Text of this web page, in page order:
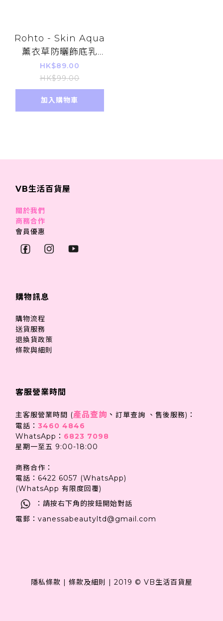
Rohto - Skin Aqua
薰衣草防曬飾底乳
SPF50+ PA++++
80g (薰衣草色)
HK$89.00
HK$99.00
加入購物車
VB生活百貨屋
關於我們
商務合作
會員優惠
購物訊息
購物流程
送貨服務
退換貨政策
條款與細則
客服營業時間
主客服營業時間 (產品查詢 、 訂單查詢 、售後服務)：
電話： 3460 4846
WhatsApp： 6823 7098
星期一至五 9:00-18:00
商務合作：
電話：6422 6057 (WhatsApp)
(WhatsApp 有限度回覆)
：請按右下角的按鈕開始對話
電郵：vanessabeautyltd@gmail.com
隱私條款 | 條款及細則 | 2019 © VB生活百貨屋